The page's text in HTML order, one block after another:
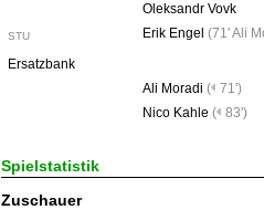
Oleksandr Vovk
STU Erik Engel (71' Ali
Ersatzbank
Ali Moradi ( 71')
Nico Kahle ( 83')
Spielstatistik
Zuschauer